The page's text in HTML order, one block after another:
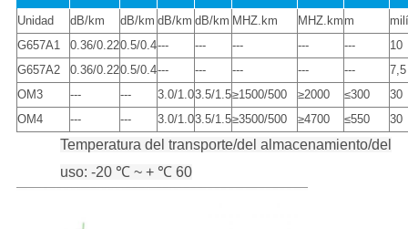
Unidad dB/km dB/km dB/km dB/km MHZ.km MHZ.km m
G657A1
0.36/0.220.5/0.4--- --- --- --- ---
10
G657A2
0.36/0.220.5/0.4--- --- --- --- ---
7,5
OM3
--- --- 3.0/1.03.5/1.5≥1500/500 ≥2000 ≤300
30
OM4
--- --- 3.0/1.03.5/1.5≥3500/500 ≥4700 ≤550 30
Temperatura del transporte/del almacenamiento/del
uso: -20 ℃ ~ + ℃ 60